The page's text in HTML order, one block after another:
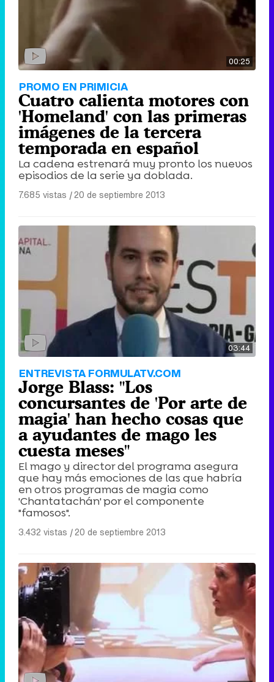
00:25
PROMO EN PRIMICIA
Cuatro calienta motores con
'Homeland' con las primeras
imágenes de la tercera
temporada en español
La cadena estrenará muy pronto los nuevos
episodios de la serie ya doblada.
7.685 vistas |20 de septiembre 2013
03:44
ENTREVISTA FORMULATV.COM
Jorge Blass: "Los
concursantes de 'Por arte de
magia' han hecho cosas que
a ayudantes de mago les
cuesta meses"
El mago y director del programa asegura
que hay más emociones de las que habría
en otros programas de magia como
'Chantatachán' por el componente
"famosos".
3.432 vistas |20 de septiembre 2013